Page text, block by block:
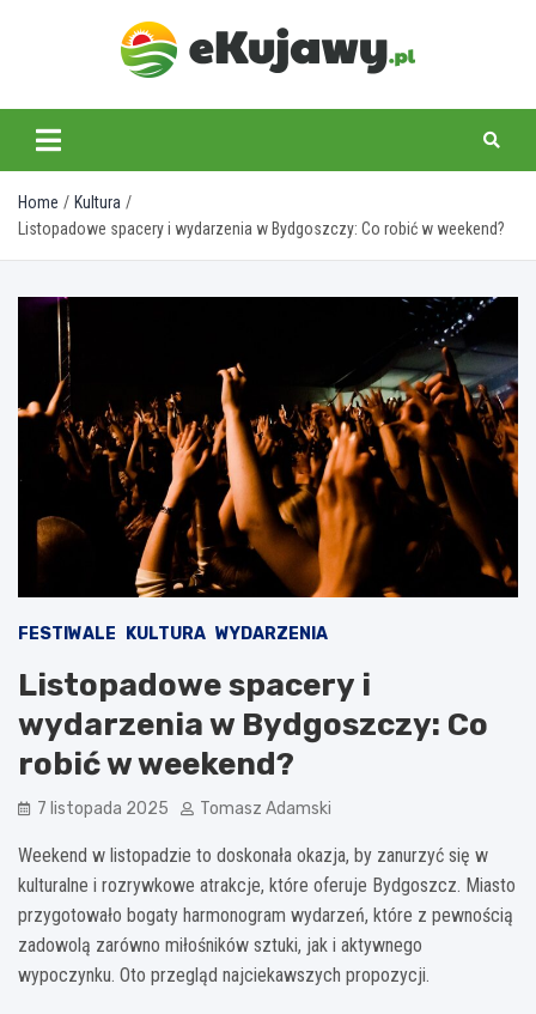
ekujawy.pl
Home
Kultura
Listopadowe spacery i wydarzenia w Bydgoszczy: Co robić w weekend?
FESTIWALE KULTURA WYDARZENIA
Listopadowe spacery i
wydarzenia w Bydgoszczy: Co
robić w weekend?
7 listopada 2025 Tomasz Adamski
Weekend w listopadzie to doskonała okazja, by zanurzyć się w
kulturalne i rozrywkowe atrakcje, które oferuje Bydgoszcz. Miasto
przygotowało bogaty harmonogram wydarzeń, które z pewnością
zadowolą zarówno miłośników sztuki, jak i aktywnego
wypoczynku. Oto przegląd najciekawszych propozycji.